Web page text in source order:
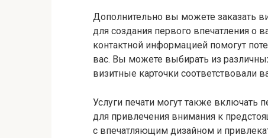
Дополнительно вы можете заказать
для создания первого впечатления о
контактной информацией помогут
вас. Вы можете выбирать из
визитные карточки соответствовали
Услуги печати могут также включать
для привлечения внимания к
с впечатляющим дизайном и